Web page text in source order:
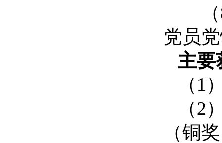
（
党员
主要
（ 1
（2
（铜